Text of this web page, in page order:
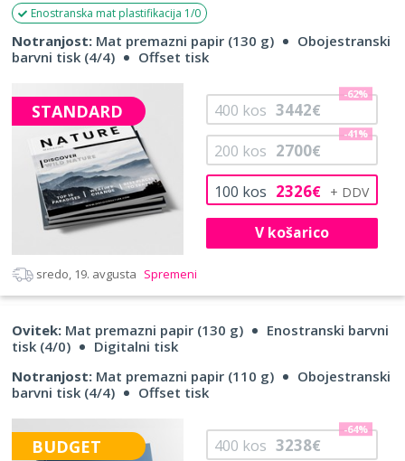
Enostranska mat plastifikacija 1/0
Notranjost: Mat premazni papir (130 g)
Obojestranski
barvni tisk (4/4)
Offset tisk
STANDARD
100 kos 2326€
200 kos 2700€
-41%
400 kos 3442€
-62%
V košarico
sredo, 19. avgusta Spremeni
Ovitek: Mat premazni papir (130 g)
Enostranski barvni
tisk (4/0)
Digitalni tisk
Notranjost: Mat premazni papir (110 g)
Obojestranski
barvni tisk (4/4)
Offset tisk
BUDGET 400 kos 3238€
-64%